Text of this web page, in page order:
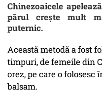
Chinezoaicele
părul crește mult
puternic.
Această metodă a fost
timpuri, de femeile din
orez, pe care o folosesc
balsam.